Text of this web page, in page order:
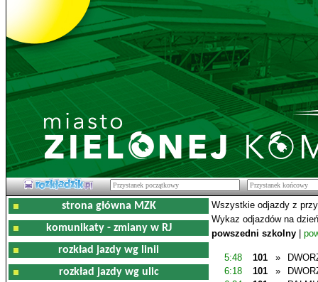
strona główna MZK
komunikaty - zmiany w RJ
rozkład jazdy wg linii
rozkład jazdy wg ulic
Wszystkie odjazdy z
Wykaz odjazdów na
powszedni szkolny
5:48 101 »
6:18
101 »